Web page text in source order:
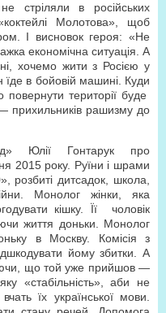
стріляли в російських
Молотова», щоб
І висновок героя: «Не
економічна ситуація. А
хочемо жити з Росією у
їде в бойовій машині. Куди
території буде
прихильників рашизму до
Юлії Гонтарук про
2015 року. Руїни і шрами
розбиті дитсадок, школа,
Монолог жінки, яка
кішку. Її чоловік
життя доньки. Монолог
в Москву. Комісія з
йому збитки. А
що той уже прийшов —
«стабільність», аби не
їх української мови.